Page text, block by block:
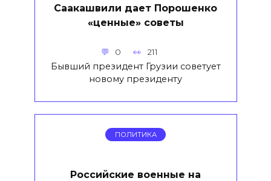
Саакашвили дает Порошенко
«ценные» советы
0 211
Бывший президент Грузии советует
новому президенту
ПОЛИТИКА
Российские военные на